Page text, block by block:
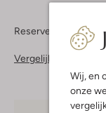
Wij, en
onze
Reserveer direct in
Vergelijkbare items